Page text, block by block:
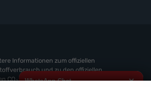
WhatsApp Chat ×
Informationen zum offiziellen
und zu den offiziellen
CO2-Emissionen und gegebenenfalls